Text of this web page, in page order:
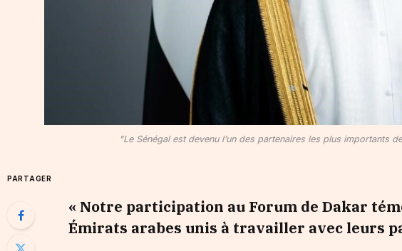
"Le Sénégal est devenu l’un des partenaires les plus importants
PARTAGER
« Notre participation au Forum de Dakar
Émirats arabes unis à travailler avec leurs